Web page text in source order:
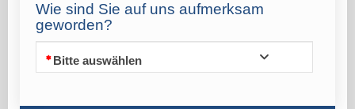
Wie sind Sie auf uns aufmerksam
geworden?
Bitte auswählen